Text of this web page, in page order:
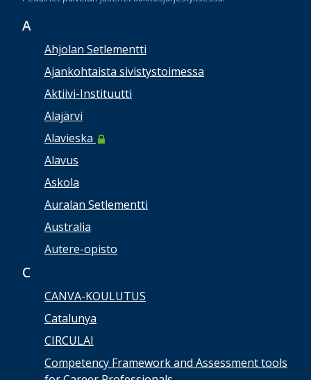
A
Ahjolan Setlementti
Ajankohtaista sivistystoimessa
Aktiivi-Instituutti
Alajärvi
Alavieska
Alavus
Askola
Auralan Setlementti
Australia
Autere-opisto
C
CANVA-KOULUTUS
Catalunya
CIRCULAI
Competency Framework and Assessment tools